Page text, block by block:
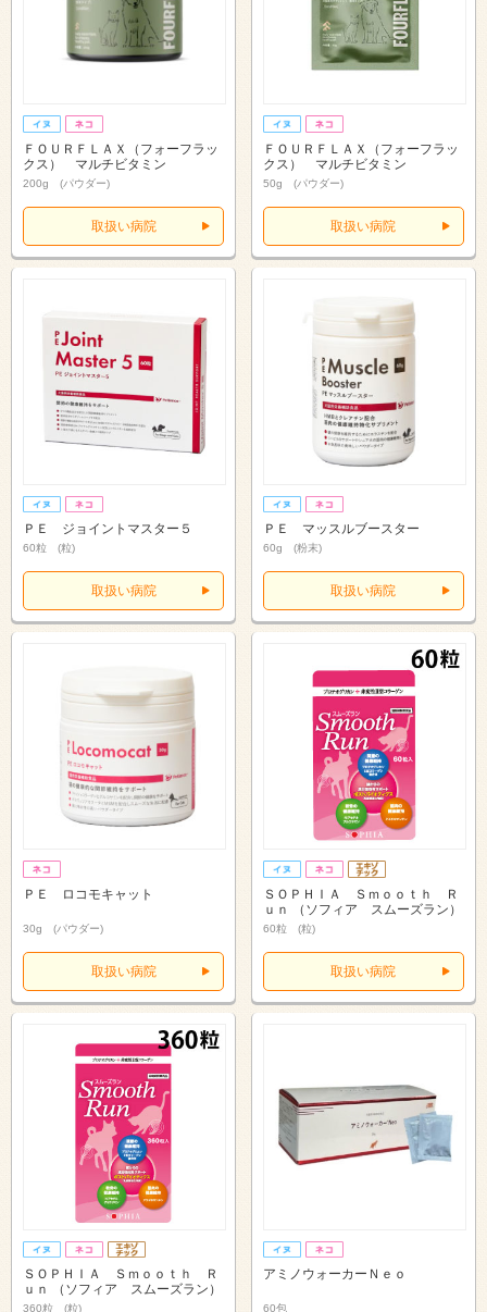
ＦＯＵＲＦＬＡＸ（フォーフラッ
クス） マルチビタミン
200g (パウダー)
取扱い病院
ＦＯＵＲＦＬＡＸ（フォーフラッ
クス） マルチビタミン
50g (パウダー)
取扱い病院
ＰＥ ジョイントマスター５
60粒 (粒)
取扱い病院
ＰＥ マッスルブースター
60g (粉末)
取扱い病院
ＰＥ ロコモキャット
30g (パウダー)
取扱い病院
ＳＯＰＨＩＡ Ｓｍｏｏｔｈ Ｒ
ｕｎ （ソフィア スムーズラン）
60粒 (粒)
取扱い病院
ＳＯＰＨＩＡ Ｓｍｏｏｔｈ Ｒ
ｕｎ （ソフィア スムーズラン）
360粒 (粒)
アミノウォーカーＮｅｏ
60包